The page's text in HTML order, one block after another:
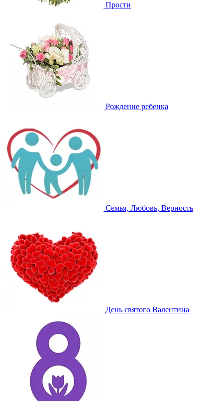
Прости
Рождение ребенка
Семья, Любовь, Верность
День святого Валентина